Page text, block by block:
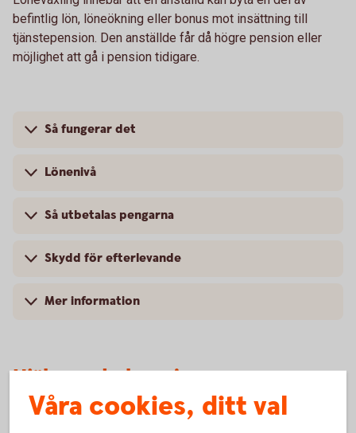
befintlig lön, löneökning eller bonus mot insättning till
tjänstepension. Den anställde får då högre pension eller
möjlighet att gå i pension tidigare.
Så fungerar det
Lönenivå
Så utbetalas pengarna
Skydd för efterlevande
Mer information
Hjälp med placering
Våra cookies, ditt val